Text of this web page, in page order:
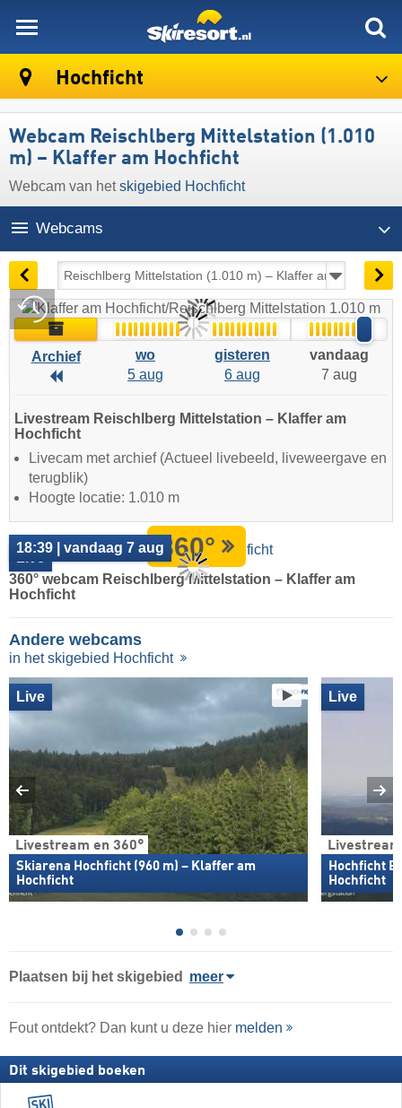
Hochficht
Webcam Reischlberg Mittelstation (1.010
m) – Klaffer am Hochficht
Webcam van hetskigebied Hochficht
Webcams
Live
18:39 | vandaag 7 aug
Archief
Archief
Archief
wo
5 aug
gisteren
6 aug
vandaag
7 aug
Livestream Reischlberg Mittelstation – Klaffer am
Hochficht
Livecam met archief (Actueel livebeeld, liveweergave en
terugblik)
Hoogte locatie: 1.010 m
360°
Live
18:39 | vandaag 7 aug
360° webcam Reischlberg Mittelstation – Klaffer am
Hochficht
Andere webcams
in het skigebied Hochficht
Livestream en 360°
Skiarena Hochficht (960 m) – Klaffer am
Hochficht
Live
Hochficht
Hochficht
Live
Plaatsen bij het skigebied meer
Fout ontdekt? Dan kunt u deze hier melden
Dit skigebied boeken